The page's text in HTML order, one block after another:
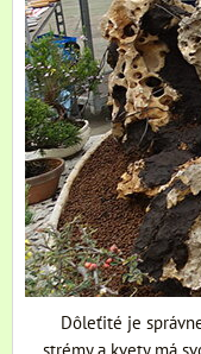
Dôleťité je
strémy a kvety má